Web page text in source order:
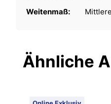
Weitenmaß:
Ähnliche